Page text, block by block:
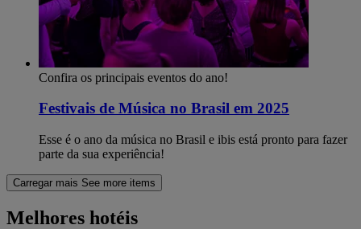
Confira os principais eventos do ano!
Festivais de Música no Brasil em 2025
Esse é o ano da música no Brasil e ibis está pronto para fazer
parte da sua experiência!
Carregar mais See more items
Melhores hotéis